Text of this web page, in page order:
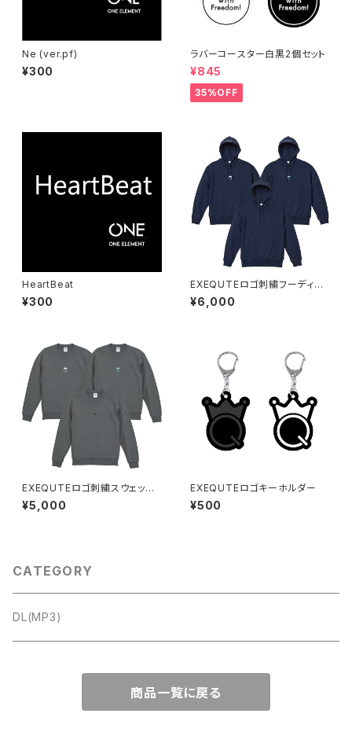
Ne (ver.pf)
¥300
ラバーコースター白黒2個セット
¥845
35%OFF
HeartBeat
¥300
EXEQUTEロゴ刺繍フーディイ
ンディゴ
¥6,000
EXEQUTEロゴ刺繍スウェット
ストーングリーン
¥5,000
EXEQUTEロゴキーホルダー
¥500
CATEGORY
DL(MP3)
商品一覧に戻る